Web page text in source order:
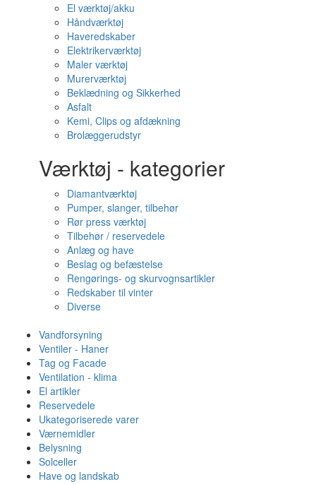
El værktøj/akku
Håndværktøj
Haveredskaber
Elektrikerværktøj
Maler værktøj
Murerværktøj
Beklædning og Sikkerhed
Asfalt
Kemi, Clips og afdækning
Brolæggerudstyr
Værktøj - kategorier
Diamantværktøj
Pumper, slanger, tilbehør
Rør press værktøj
Tilbehør / reservedele
Anlæg og have
Beslag og befæstelse
Rengørings- og skurvognsartikler
Redskaber til vinter
Diverse
Vandforsyning
Ventiler - Haner
Tag og Facade
Ventilation - klima
El artikler
Reservedele
Ukategoriserede varer
Værnemidler
Belysning
Solceller
Have og landskab